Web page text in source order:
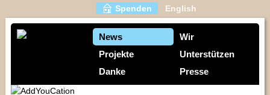
News
Wir
Projekte
Unterstützen
Danke
Presse
Spenden English